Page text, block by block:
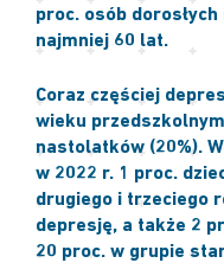
proc. osób
najmniej 60 lat.
Coraz częściej
wieku
nastolatków (20%).
w 2022 r. 1 proc.
drugiego i trzeciego
depresję, a także 2
20 proc. w grupie